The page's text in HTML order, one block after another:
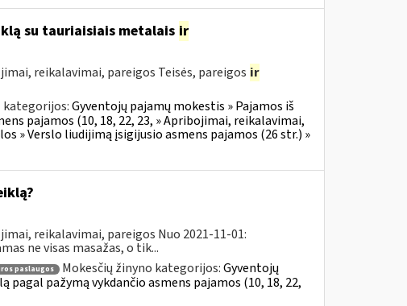
su tauriaisiais metalais ir
reikalavimai, pareigos Teisės, pareigos ir
kategorijos:Gyventojų pajamų mokestis » Pajamos iš
pajamos (10, 18, 22, 23, » Apribojimai, reikalavimai,
» Verslo liudijimą įsigijusio asmens pajamos (26 str.) »
reikalavimai, pareigos Nuo 2021-11-01:
ne visas masažas, o tik...
paslaugos Mokesčių žinyno kategorijos:Gyventojų
pažymą vykdančio asmens pajamos (10, 18, 22,